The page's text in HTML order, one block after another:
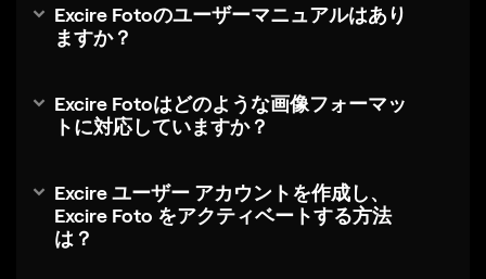
Excire Fotoのユーザーマニュアルはあり
ますか？
Excire Fotoはどのような画像フォーマッ
トに対応していますか？
Excire ユーザー アカウントを作成し、
Excire Foto をアクティベートする方法
は？